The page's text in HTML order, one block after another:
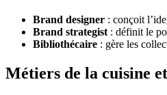
Brand designer : conçoit
Brand strategist : définit le
Bibliothécaire : gère les
Métiers de la cuisine